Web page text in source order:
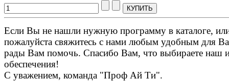
Если Вы не нашли нужную программу в каталоге,
пожалуйста свяжитесь с нами любым удобным для
рады Вам помочь. Спасибо Вам, что выбираете наш
обеспечения!
С уважением, команда "Проф Ай Ти".